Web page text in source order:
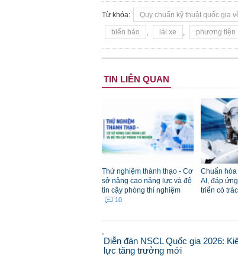
Từ khóa: Quy chuẩn kỹ thuật quốc gia
biển báo lái xe phương tiện
TIN LIÊN QUAN
Thử nghiệm thành thạo - Cơ
sở nâng cao năng lực và độ
tin cậy phòng thí nghiệm
10
Chuẩn
AI, đáp
triển có
Diễn đàn NSCL Quốc gia 2026:
lực tăng trưởng mới